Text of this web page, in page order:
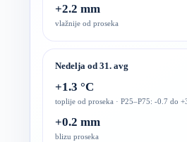
+2.2 mm
vlažnije od proseka
Nedelja od 31. avg
+1.3 °C
toplije od proseka · P25–P75: -0.7 do
+0.2 mm
blizu proseka